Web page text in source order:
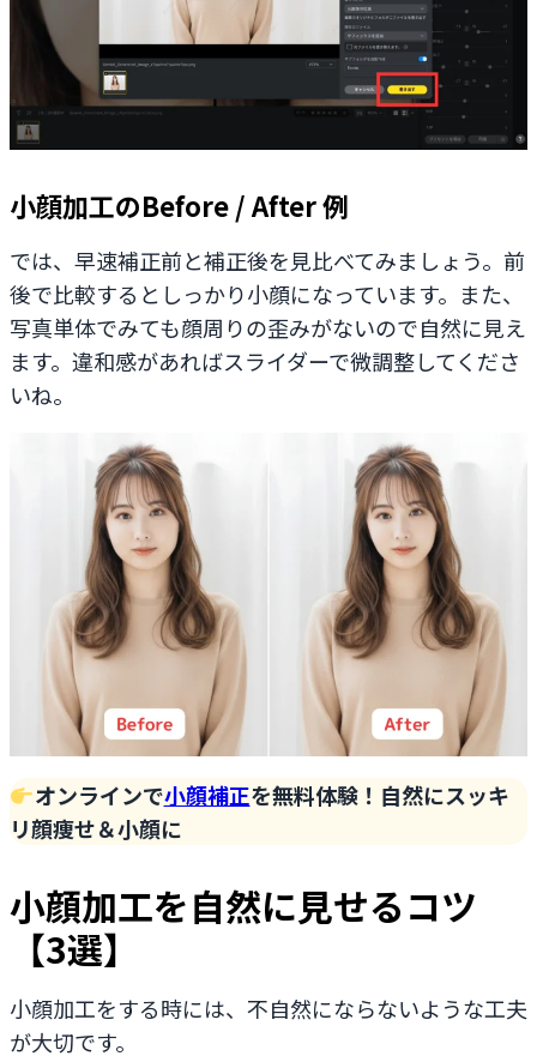
小顔加工のBefore / After 例
では、早速補正前と補正後を見比べてみましょう。前
後で比較するとしっかり小顔になっています。また、
写真単体でみても顔周りの歪みがないので自然に見え
ます。違和感があればスライダーで微調整してくださ
いね。
オンラインで小顔補正を無料体験！自然にスッキ
リ顔痩せ＆小顔に
小顔加工を自然に見せるコツ
【3選】
小顔加工をする時には、不自然にならないような工夫
が大切です。